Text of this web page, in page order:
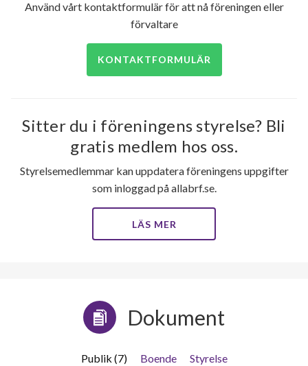
Använd vårt kontaktformulär för att nå föreningen eller
förvaltare
KONTAKTFORMULÄR
Sitter du i föreningens styrelse? Bli
gratis medlem hos oss.
Styrelsemedlemmar kan uppdatera föreningens uppgifter
som inloggad på allabrf.se.
LÄS MER
Dokument
Publik (7) Boende
Styrelse